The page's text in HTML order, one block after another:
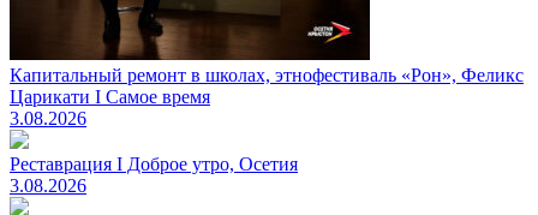
Капитальный ремонт в школах, этнофестиваль «Рон», Феликс
Царикати I Самое время
3.08.2026
Реставрация I Доброе утро, Осетия
3.08.2026